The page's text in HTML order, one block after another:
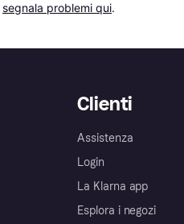
segnala problemi qui.
Clienti
Assistenza
Login
La Klarna app
Esplora i negozi